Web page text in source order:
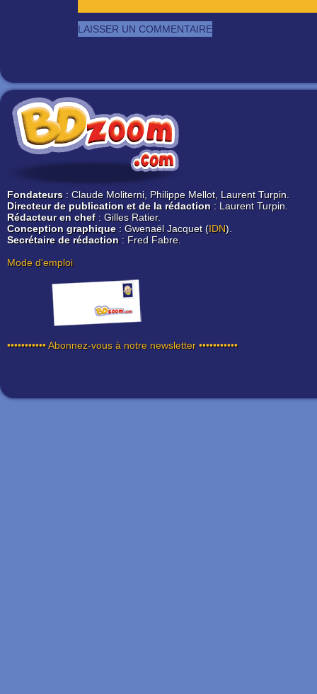
Fondateurs : Claude Moliterni, Philippe Mellot, Laurent Turpin.
Directeur de publication et de la rédaction : Laurent Turpin.
Rédacteur en chef: Gilles Ratier.
Conception graphique: Gwenaël Jacquet (IDN).
Secrétaire de rédaction : Fred Fabre.
Mode d'emploi
••••••••••• Abonnez-vous à notre newsletter •••••••••••